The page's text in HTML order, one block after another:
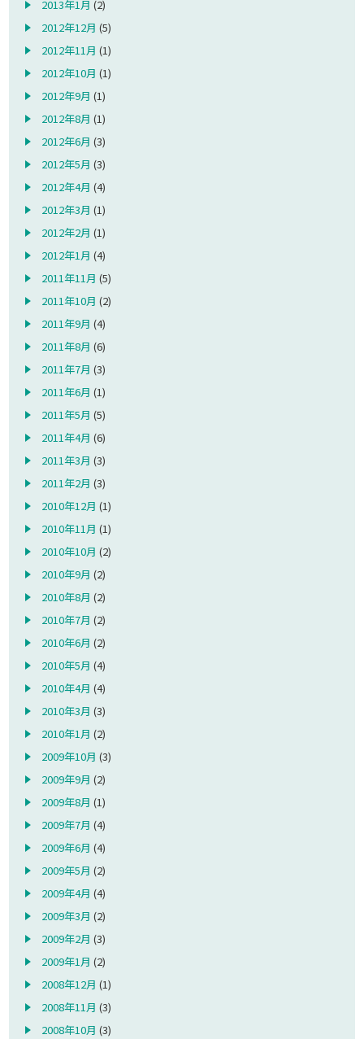
2013年1月 (2)
2012年12月 (5)
2012年11月 (1)
2012年10月 (1)
2012年9月 (1)
2012年8月 (1)
2012年6月 (3)
2012年5月 (3)
2012年4月 (4)
2012年3月 (1)
2012年2月 (1)
2012年1月 (4)
2011年11月 (5)
2011年10月 (2)
2011年9月 (4)
2011年8月 (6)
2011年7月 (3)
2011年6月 (1)
2011年5月 (5)
2011年4月 (6)
2011年3月 (3)
2011年2月 (3)
2010年12月 (1)
2010年11月 (1)
2010年10月 (2)
2010年9月 (2)
2010年8月 (2)
2010年7月 (2)
2010年6月 (2)
2010年5月 (4)
2010年4月 (4)
2010年3月 (3)
2010年1月 (2)
2009年10月 (3)
2009年9月 (2)
2009年8月 (1)
2009年7月 (4)
2009年6月 (4)
2009年5月 (2)
2009年4月 (4)
2009年3月 (2)
2009年2月 (3)
2009年1月 (2)
2008年12月 (1)
2008年11月 (3)
2008年10月 (3)